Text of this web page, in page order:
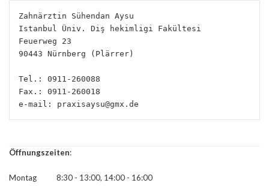
Zahnärztin Sühendan Aysu
Istanbul Üniv. Diş hekimligi Fakültesi
Feuerweg 23
90443 Nürnberg (Plärrer)
Tel.: 0911-260088
Fax.: 0911-260018
e-mail: praxisaysu@gmx.de
Öffnungszeiten:
Montag 8:30 - 13:00, 14:00 - 16:00